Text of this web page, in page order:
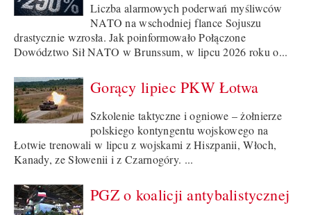
Liczba alarmowych poderwań myśliwców
NATO na wschodniej flance Sojuszu
drastycznie wzrosła. Jak poinformowało Połączone
Dowództwo Sił NATO w Brunssum, w lipcu 2026 roku o...
Gorący lipiec PKW Łotwa
Szkolenie taktyczne i ogniowe – żołnierze
polskiego kontyngentu wojskowego na
Łotwie trenowali w lipcu z wojskami z Hiszpanii, Włoch,
Kanady, ze Słowenii i z Czarnogóry. ...
PGZ o koalicji antybalistycznej